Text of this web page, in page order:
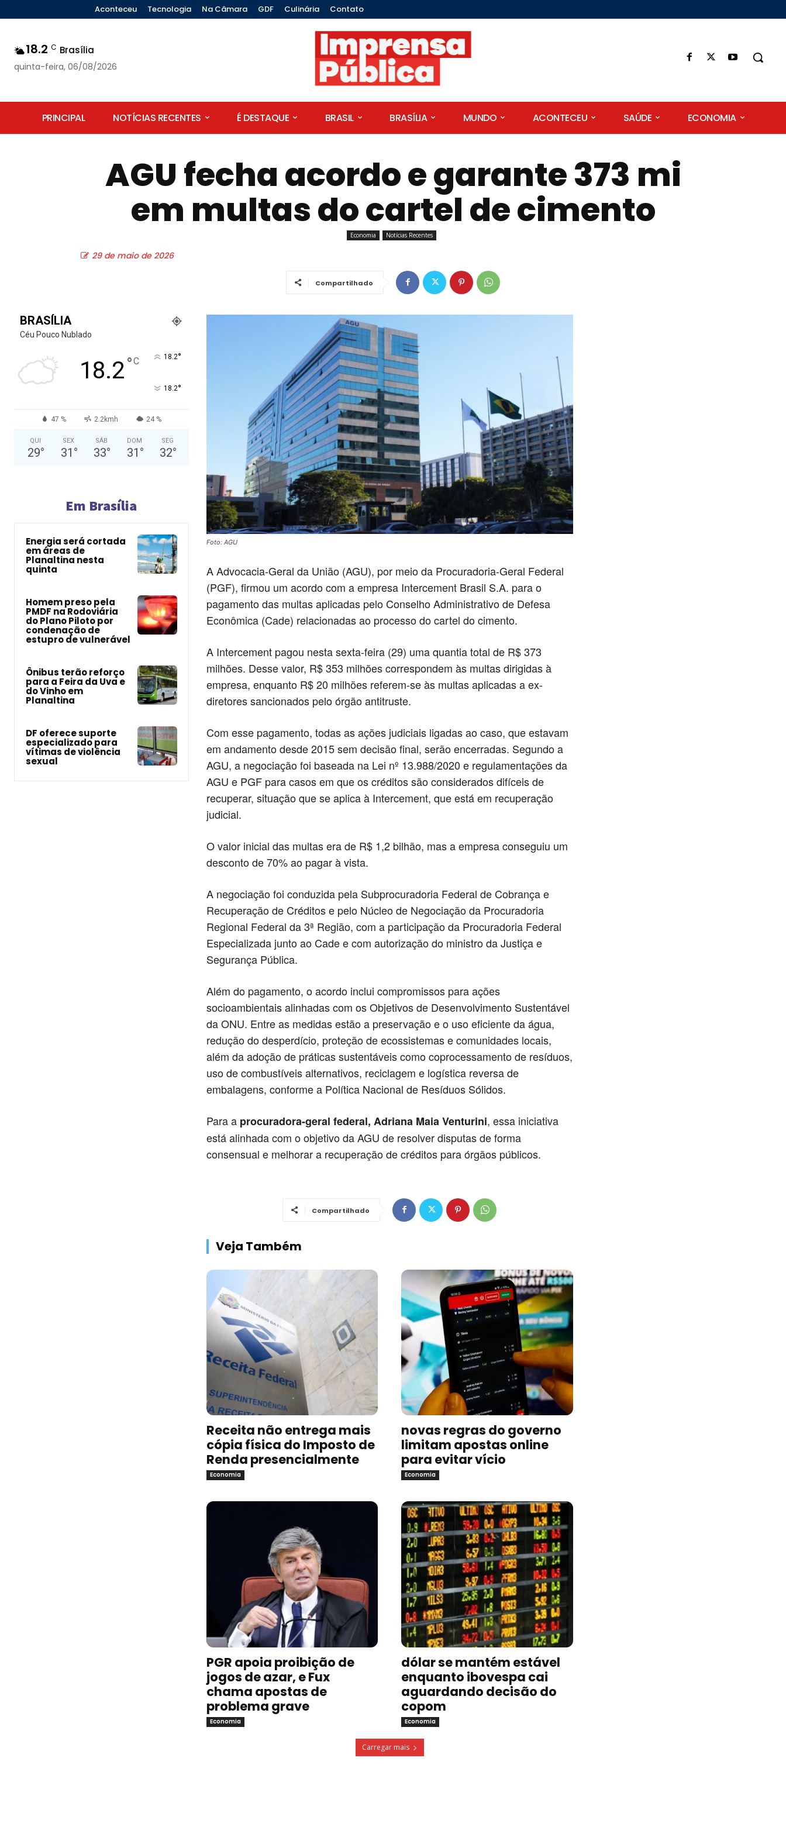
Aconteceu Tecnologia Na Câmara GDF Culinária Contato
18.2 C Brasília
quinta-feira, 06/08/2026
PRINCIPAL NOTÍCIAS RECENTES É DESTAQUE BRASIL BRASÍLIA MUNDO ACONTECEU SAÚDE ECONOMIA
AGU fecha acordo e garante 373 mi
em multas do cartel de cimento
Economia Notícias Recentes
29 de maio de 2026
Compartilhado
BRASÍLIA
Céu Pouco Nublado
18.2°C 18.2°
18.2°
47 % 2.2kmh 24 %
QUI
29°
SEX
31 °
SÁB
33°
DOM
31 °
SEG
32°
Em Brasília
Energia será cortada
em áreas de
Planaltina nesta
quinta
Homem preso pela
PMDF na Rodoviária
do Plano Piloto por
condenação de
estupro de vulnerável
Ônibus terão reforço
para a Feira da Uva e
do Vinho em
Planaltina
DF oferece suporte
especializado para
vítimas de violência
sexual
Foto: AGU
A Advocacia-Geral da União (AGU), por meio da Procuradoria-Geral Federal
(PGF), firmou um acordo com a empresa Intercement Brasil S.A. para o
pagamento das multas aplicadas pelo Conselho Administrativo de Defesa
Econômica (Cade) relacionadas ao processo do cartel do cimento.
A Intercement pagou nesta sexta-feira (29) uma quantia total de R$ 373
milhões. Desse valor, R$ 353 milhões correspondem às multas dirigidas à
empresa, enquanto R$ 20 milhões referem-se às multas aplicadas a ex-
diretores sancionados pelo órgão antitruste.
Com esse pagamento, todas as ações judiciais ligadas ao caso, que estavam
em andamento desde 2015 sem decisão final, serão encerradas. Segundo a
AGU, a negociação foi baseada na Lei nº 13.988/2020 e regulamentações da
AGU e PGF para casos em que os créditos são considerados difíceis de
recuperar, situação que se aplica à Intercement, que está em recuperação
judicial.
O valor inicial das multas era de R$ 1,2 bilhão, mas a empresa conseguiu um
desconto de 70% ao pagar à vista.
A negociação foi conduzida pela Subprocuradoria Federal de Cobrança e
Recuperação de Créditos e pelo Núcleo de Negociação da Procuradoria
Regional Federal da 3ª Região, com a participação da Procuradoria Federal
Especializada junto ao Cade e com autorização do ministro da Justiça e
Segurança Pública.
Além do pagamento, o acordo inclui compromissos para ações
socioambientais alinhadas com os Objetivos de Desenvolvimento Sustentável
da ONU. Entre as medidas estão a preservação e o uso eficiente da água,
redução do desperdício, proteção de ecossistemas e comunidades locais,
além da adoção de práticas sustentáveis como coprocessamento de resíduos,
uso de combustíveis alternativos, reciclagem e logística reversa de
embalagens, conforme a Política Nacional de Resíduos Sólidos.
Para a procuradora-geral federal, Adriana Maia Venturini, essa iniciativa
está alinhada com o objetivo da AGU de resolver disputas de forma
consensual e melhorar a recuperação de créditos para órgãos públicos.
Compartilhado
Veja Também
Receita não entrega mais
cópia física do Imposto de
Renda presencialmente
Economia
novas regras do governo
limitam apostas online
para evitar vício
Economia
PGR apoia proibição de
jogos de azar, e Fux
chama apostas de
problema grave
Economia
dólar se mantém estável
enquanto ibovespa cai
aguardando decisão do
copom
Economia
Carregar mais